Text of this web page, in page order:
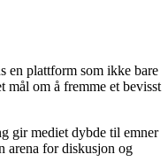
en plattform som ikke bare
mål om å fremme et bevisst
gir mediet dybde til emner
arena for diskusjon og